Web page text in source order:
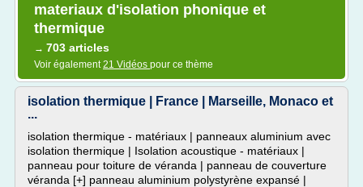
materiaux d'isolation phonique et
thermique
→ 703 articles
Voir également21 Vidéos pour ce thème
isolation thermique | France | Marseille, Monaco et
...
isolation thermique - matériaux | panneaux aluminium avec
isolation thermique | Isolation acoustique - matériaux |
panneau pour toiture de véranda | panneau de couverture
véranda [+] panneau aluminium polystyrène expansé |